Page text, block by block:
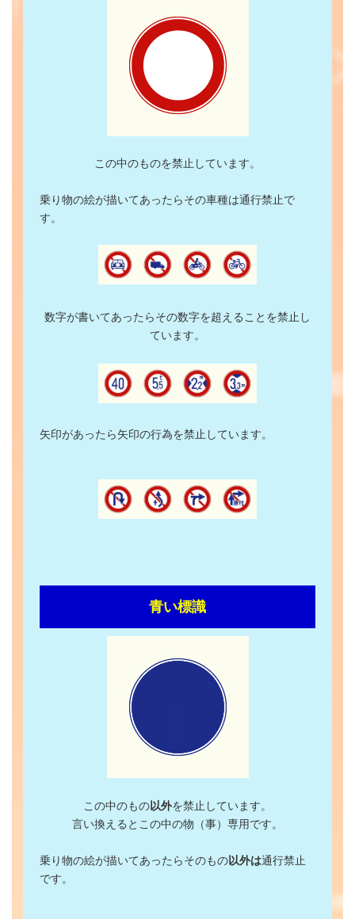
この中のものを禁止しています。
乗り物の絵が描いてあったらその車種は通行禁止で
す。
数字が書いてあったらその数字を超えることを禁止し
ています。
矢印があったら矢印の行為を禁止しています。
青い標識
この中のもの以外を禁止しています。
言い換えるとこの中の物（事）専用です。
乗り物の絵が描いてあったらそのもの以外は通行禁止
です。